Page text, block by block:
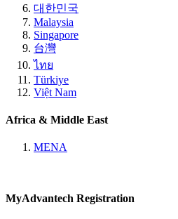
대한민국
Malaysia
Singapore
台灣
ไทย
Türkiye
Việt Nam
Africa & Middle East
MENA
MyAdvantech Registration